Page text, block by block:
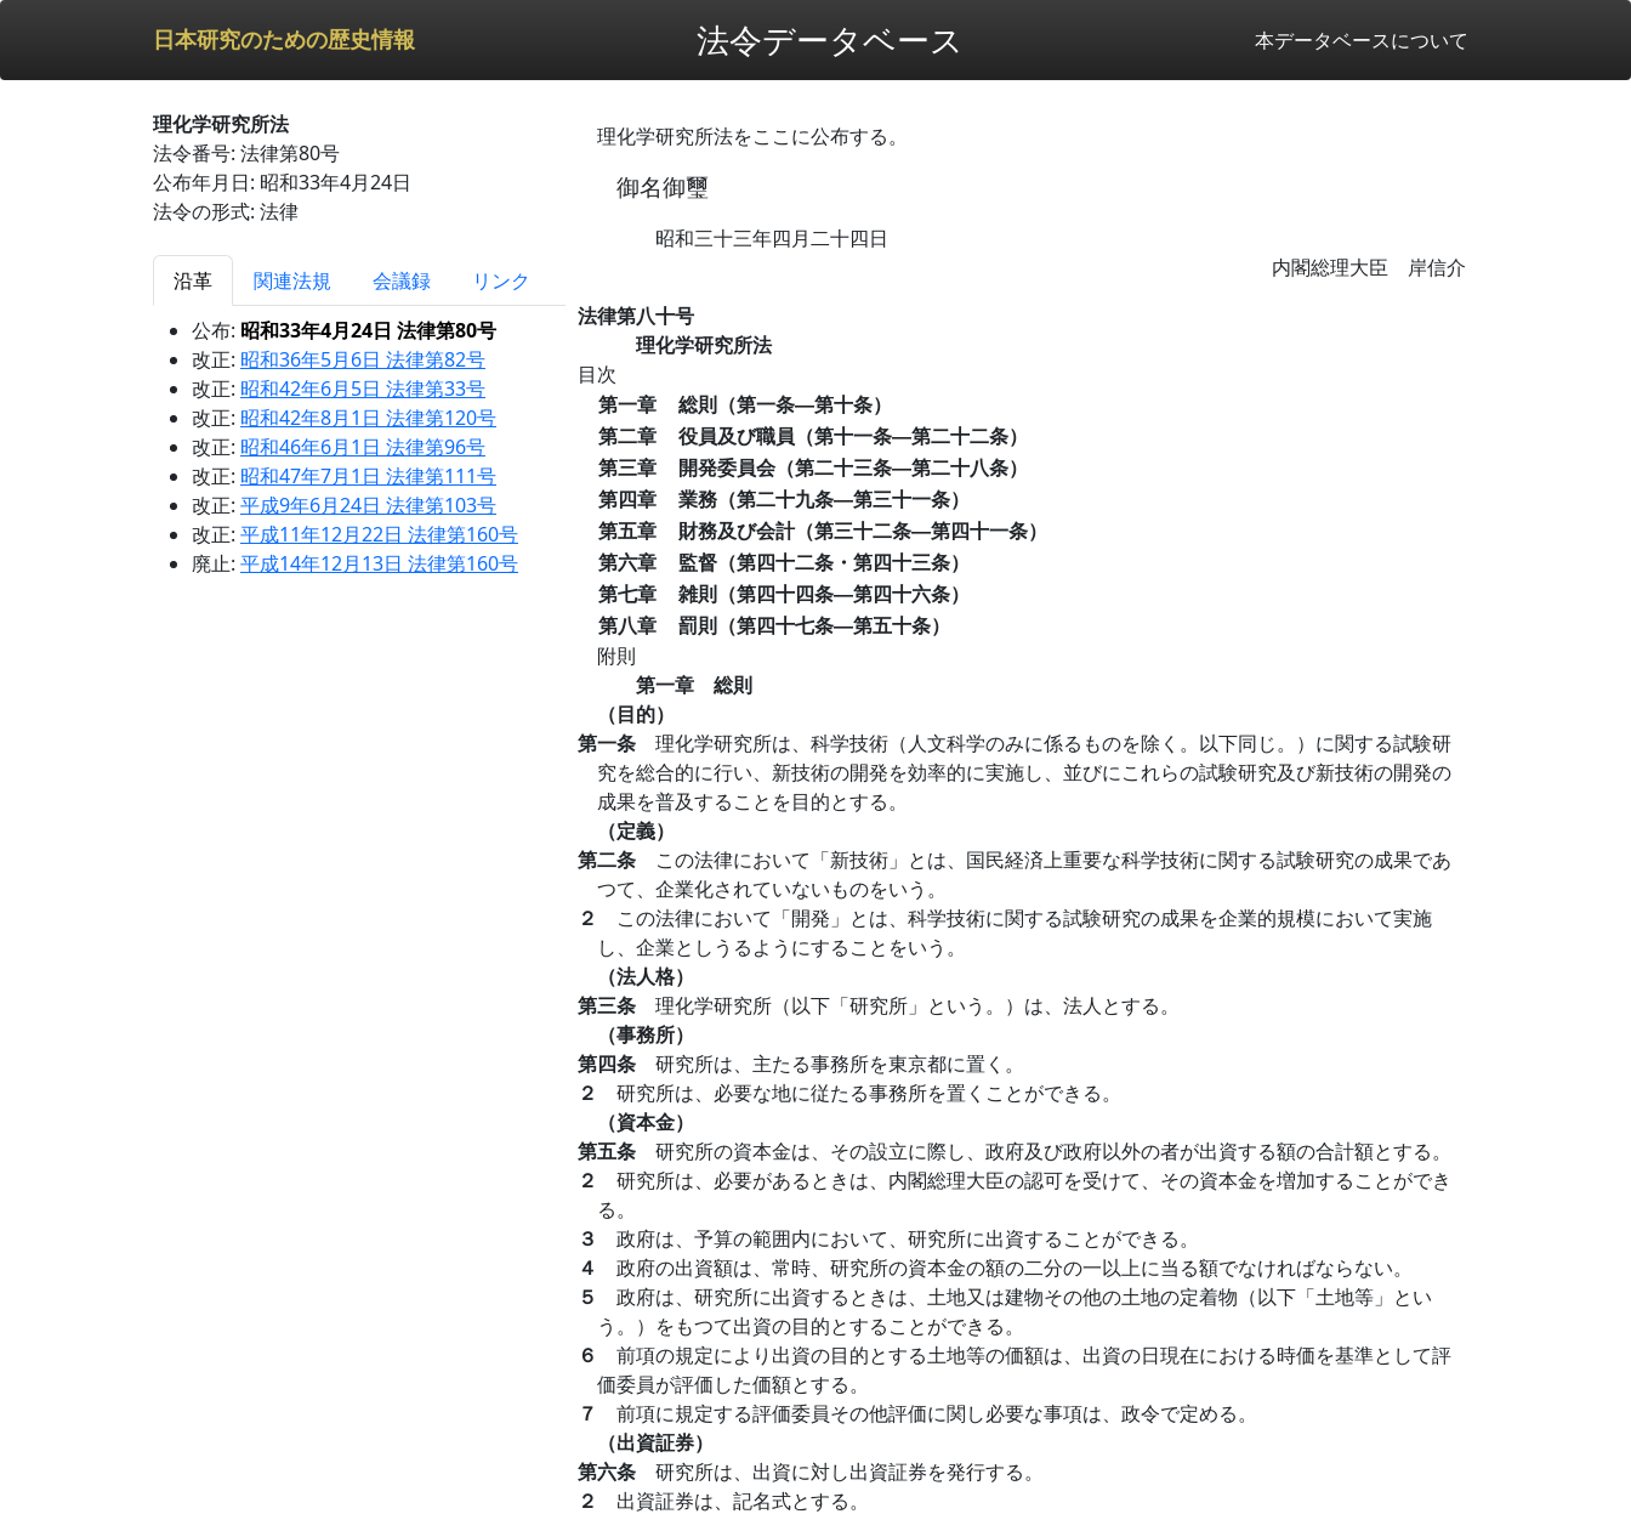
日本研究のための歴史情報 法令データベース 本データベースについて
理化学研究所法
法令番号: 法律第80号
公布年月日: 昭和33年4月24日
法令の形式: 法律
沿革 関連法規 会議録
リンク
公布: 昭和33年4月24日 法律第80号
改正: 昭和36年5月6日 法律第82号
改正: 昭和42年6月5日 法律第33号
改正: 昭和42年8月1日 法律第120号
改正: 昭和46年6月1日 法律第96号
改正: 昭和47年7月1日 法律第111号
改正: 平成9年6月24日 法律第103号
改正: 平成11年12月22日 法律第160号
廃止: 平成14年12月13日 法律第160号
理化学研究所法をここに公布する。
御名御璽
昭和三十三年四月二十四日
内閣総理大臣 岸信介
法律第八十号
理化学研究所法
目次
第一章
総則（第一条―第十条）
第二章
役員及び職員（第十一条―第二十二条）
第三章
開発委員会（第二十三条―第二十八条）
第四章
業務（第二十九条―第三十一条）
第五章
財務及び会計（第三十二条―第四十一条）
第六章
監督（第四十二条・第四十三条）
第七章
雑則（第四十四条―第四十六条）
第八章
罰則（第四十七条―第五十条）
附則
第一章 総則
（目的）
第一条 理化学研究所は、科学技術（人文科学のみに係るものを除く。以下同じ。）に関する試験研
究を総合的に行い、新技術の開発を効率的に実施し、並びにこれらの試験研究及び新技術の開発の
成果を普及することを目的とする。
（定義）
第二条 この法律において「新技術」とは、国民経済上重要な科学技術に関する試験研究の成果であ
つて、企業化されていないものをいう。
２ この法律において「開発」とは、科学技術に関する試験研究の成果を企業的規模において実施
し、企業としうるようにすることをいう。
（法人格）
第三条 理化学研究所（以下「研究所」という。）は、法人とする。
（事務所）
第四条 研究所は、主たる事務所を東京都に置く。
２ 研究所は、必要な地に従たる事務所を置くことができる。
（資本金）
第五条 研究所の資本金は、その設立に際し、政府及び政府以外の者が出資する額の合計額とする。
２ 研究所は、必要があるときは、内閣総理大臣の認可を受けて、その資本金を増加することができ
る。
３ 政府は、予算の範囲内において、研究所に出資することができる。
４ 政府の出資額は、常時、研究所の資本金の額の二分の一以上に当る額でなければならない。
５ 政府は、研究所に出資するときは、土地又は建物その他の土地の定着物（以下「土地等」とい
う。）をもつて出資の目的とすることができる。
６ 前項の規定により出資の目的とする土地等の価額は、出資の日現在における時価を基準として評
価委員が評価した価額とする。
７ 前項に規定する評価委員その他評価に関し必要な事項は、政令で定める。
（出資証券）
第六条 研究所は、出資に対し出資証券を発行する。
２ 出資証券は、記名式とする。